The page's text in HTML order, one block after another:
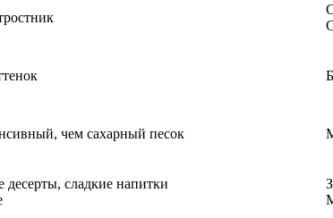
чем сахарный песок
десерты, сладкие напитки